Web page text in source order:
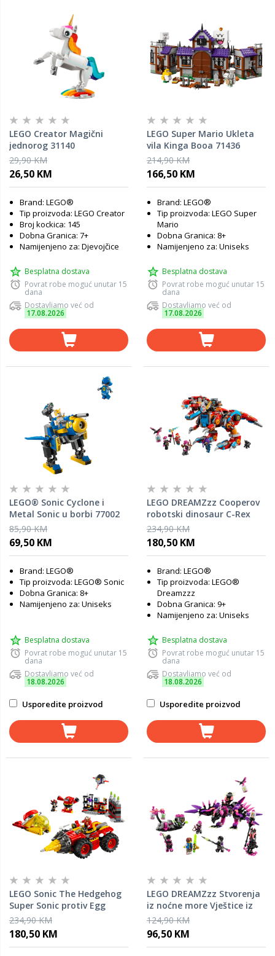
LEGO Creator Magični
jednorog 31140
29,90 KM
26,50 KM
Brand: LEGO®
Tip proizvoda: LEGO Creator
Broj kockica: 145
Dobna Granica: 7+
Namijenjeno za: Djevojčice
Besplatna dostava
Povrat robe moguć unutar 15
dana
Dostavljamo već od
17.08.2026
LEGO Super Mario Ukleta
vila Kinga Booa 71436
214,90 KM
166,50 KM
Brand: LEGO®
Tip proizvoda: LEGO Super
Mario
Dobna Granica: 8+
Namijenjeno za: Uniseks
Besplatna dostava
Povrat robe moguć unutar 15
dana
Dostavljamo već od
17.08.2026
LEGO® Sonic Cyclone i
Metal Sonic u borbi 77002
85,90 KM
69,50 KM
Brand: LEGO®
Tip proizvoda: LEGO® Sonic
Dobna Granica: 8+
Namijenjeno za: Uniseks
Besplatna dostava
Povrat robe moguć unutar 15
dana
Dostavljamo već od
18.08.2026
Usporedite proizvod
LEGO DREAMZzz Cooperov
robotski dinosaur C-Rex
71484
234,90 KM
180,50 KM
Brand: LEGO®
Tip proizvoda: LEGO®
Dreamzzz
Dobna Granica: 9+
Namijenjeno za: Uniseks
Besplatna dostava
Povrat robe moguć unutar 15
dana
Dostavljamo već od
18.08.2026
Usporedite proizvod
LEGO Sonic The Hedgehog
Super Sonic protiv Egg
Drillstera 76999
234,90 KM
180,50 KM
LEGO DREAMZzz Stvorenja
iz noćne more Vještice iz
Nevera 71483
124,90 KM
96,50 KM